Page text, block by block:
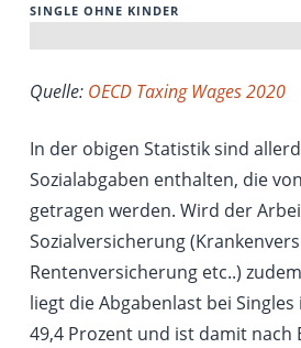
SINGLE OHNE KINDER
Quelle: OECD Taxing Wages 2020
In der obigen Statistik sind
Sozialabgaben enthalten, die
getragen werden. Wird der
Sozialversicherung
Rentenversicherung etc..)
liegt die Abgabenlast bei
49,4 Prozent und ist damit nach